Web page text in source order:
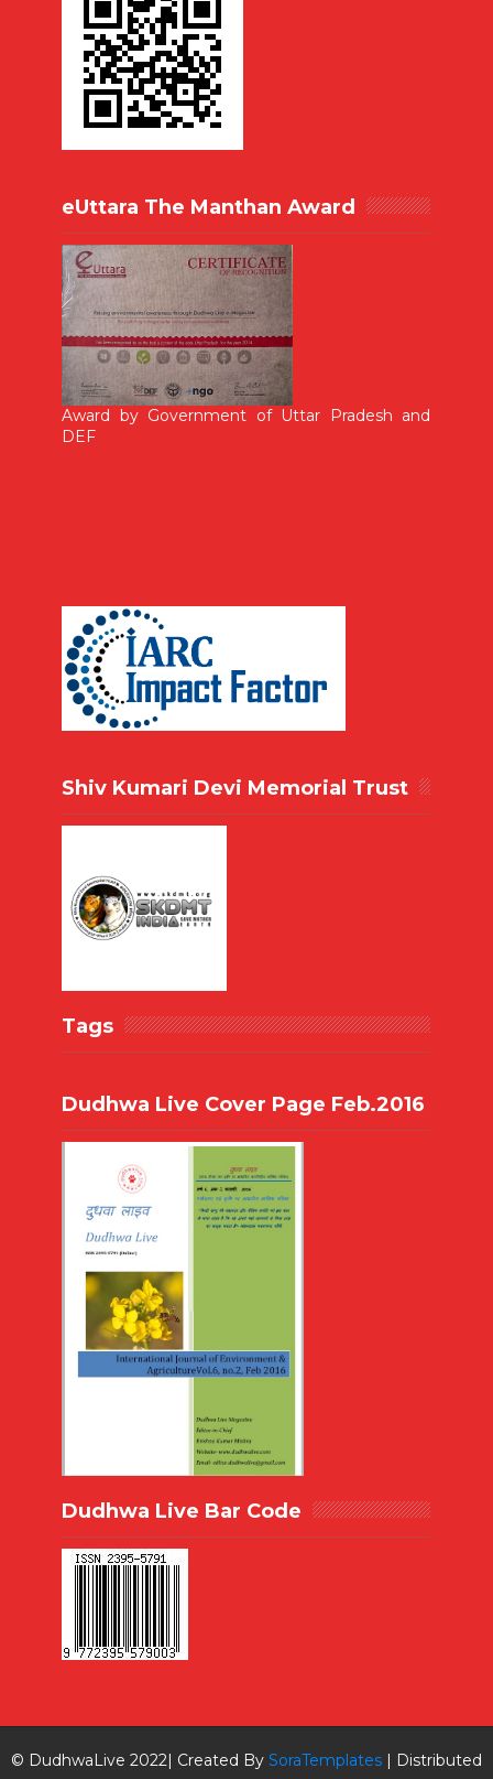
eUttara The Manthan Award
Award by Government of Uttar Pradesh and
DEF
Shiv Kumari Devi Memorial Trust
Tags
Dudhwa Live Cover Page Feb.2016
Dudhwa Live Bar Code
© DudhwaLive 2022| Created By SoraTemplates| Distributed